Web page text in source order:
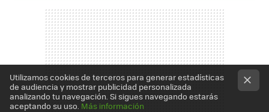
Utilizamos cookies de terceros para generar estadísticas
de audiencia y mostrar publicidad personalizada
analizando tu navegación. Si sigues navegando estarás
aceptando su uso. Más información